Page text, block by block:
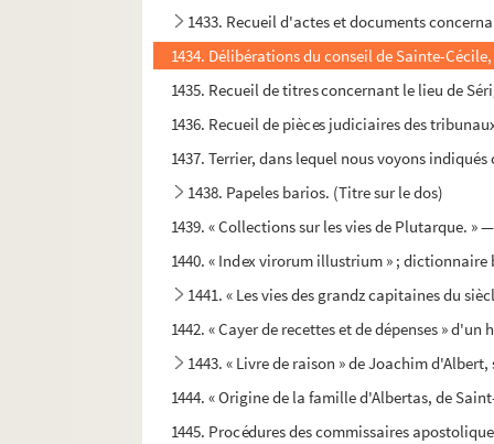
1433. Recueil d'actes et documents
1434. Délibérations du conseil de Sainte-
1435. Recueil de titres concernant le lieu de
1436. Recueil de pièces judiciaires des
1437. Terrier, dans lequel nous voyons
1438. Papeles barios. (Titre sur le dos)
1439. « Collections sur les vies de Plutarque.
1440. « Index virorum illustrium » ;
1441. « Les vies des grandz capitaines du
1442. « Cayer de recettes et de dépenses »
1443. « Livre de raison » de Joachim
1444. « Origine de la famille d'Albertas, de
1445. Procédures des commissaires